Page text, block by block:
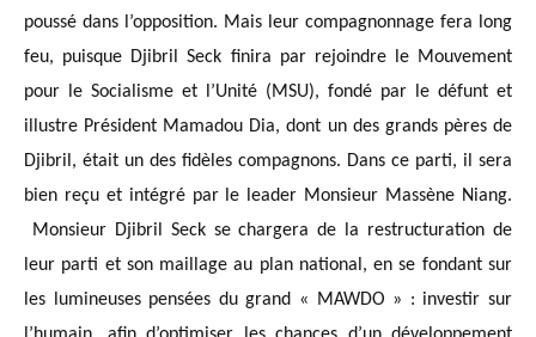
poussé dans l’opposition. Mais leur compagnonnage fera long
feu, puisque Djibril Seck finira par rejoindre le Mouvement
pour le Socialisme et l’Unité (MSU), fondé par le défunt et
illustre Président Mamadou Dia, dont un des grands pères de
Djibril, était un des fidèles compagnons. Dans ce parti, il sera
bien reçu et intégré par le leader Monsieur Massène Niang.
Monsieur Djibril Seck se chargera de la restructuration de
leur parti et son maillage au plan national, en se fondant sur
les lumineuses pensées du grand « MAWDO » : investir sur